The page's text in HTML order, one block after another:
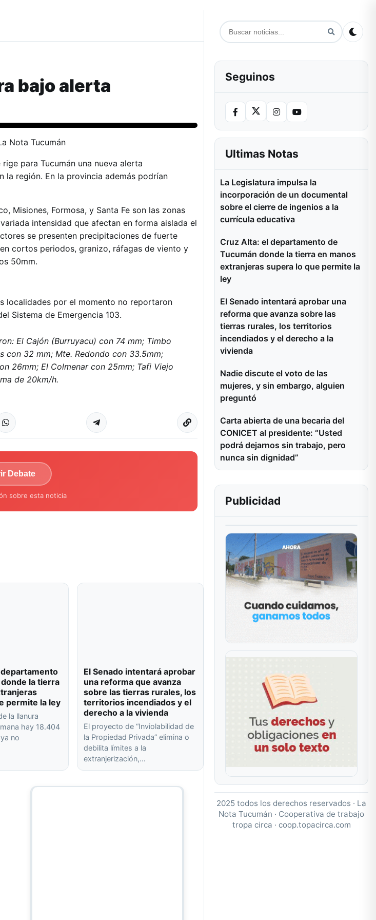
bajo alerta
para Tucumán una nueva alerta
región. En la provincia además podrían
Misiones, Formosa, y Santa Fe son las zonas
intensidad que afectan en forma aislada el
se presenten precipitaciones de fuerte
cortos periodos, granizo, ráfagas de viento y
50mm.
localidades por el momento no reportaron
Sistema de Emergencia 103.
El Cajón (Burruyacu) con 74 mm; Timbo
con 32 mm; Mte. Redondo con 33.5mm;
26mm; El Colmenar con 25mm; Tafi Viejo
de 20km/h.
Debate
sobre esta noticia
la tierra
permite la ley
la llanura
hay 18.404
no
El Senado intentará aprobar
una reforma que avanza
sobre las tierras rurales, los
territorios incendiados y el
derecho a la vivienda
El proyecto de “Inviolabilidad de
la Propiedad Privada” elimina o
debilita límites a la
extranjerización,…
Seguinos
Ultimas Notas
La Legislatura impulsa la
incorporación de un documental
sobre el cierre de ingenios a la
currícula educativa
Cruz Alta: el departamento de
Tucumán donde la tierra en manos
extranjeras supera lo que permite la
ley
El Senado intentará aprobar una
reforma que avanza sobre las
tierras rurales, los territorios
incendiados y el derecho a la
vivienda
Nadie discute el voto de las
mujeres, y sin embargo, alguien
preguntó
Carta abierta de una becaria del
CONICET al presidente: “Usted
podrá dejarnos sin trabajo, pero
nunca sin dignidad”
Publicidad
2025 todos los derechos reservados · La
Nota Tucumán · Cooperativa de trabajo
tropa circa · coop.topacirca.com